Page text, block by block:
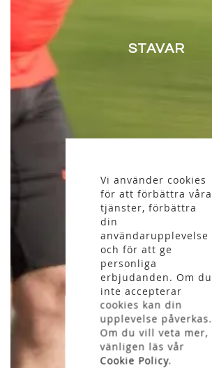
Vi använder cookies
för att förbättra våra
tjänster, förbättra
din
användarupplevelse
och för att ge
personliga
erbjudanden. Om du
inte accepterar
cookies kan din
upplevelse påverkas.
Om du vill veta mer,
vänligen läs vår
Cookie Policy.
STAVAR